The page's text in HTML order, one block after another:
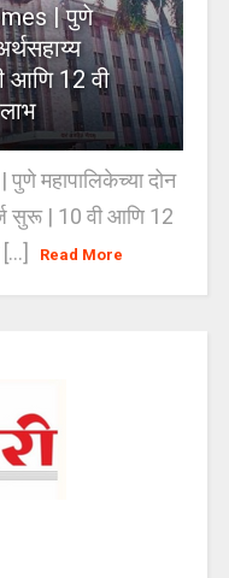
| पुणे
आणि 12 वी
लाभ
महापालिकेच्या दोन
सुरू | 10 वी आणि 12
Read More